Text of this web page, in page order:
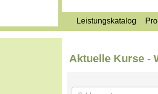
Leistungskatalog
Aktuelle Kurse -